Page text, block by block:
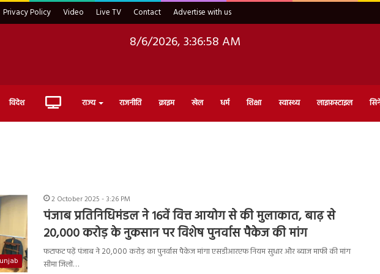
Privacy Policy Video Live TV Contact Advertise with us
8/6/2026, 3:36:59 AM
विदेश Live राज्य राजनीति क्राइम खेल धर्म शिक्षा स्वास्थ्य लाइफ़स्टाइल
2 October 2025 - 3:26 PM
पंजाब प्रतिनिधिमंडल ने 16वें वित्त आयोग से की मुलाकात, बाढ़ से
20,000 करोड़ के नुकसान पर विशेष पुनर्वास पैकेज की मांग
फटाफट पढ़ें पंजाब ने 20,000 करोड़ का पुनर्वास पैकेज मांगा एसडीआरएफ नियम सुधार और ब्याज माफी की मांग
सीमा जिलों…